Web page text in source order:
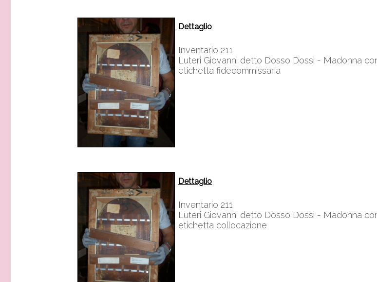
Dettaglio
Inventario 211
Luteri Giovanni detto Dosso Dossi - Madonna
etichetta fidecommissaria
Dettaglio
Inventario 211
Luteri Giovanni detto Dosso Dossi - Madonna
etichetta collocazione